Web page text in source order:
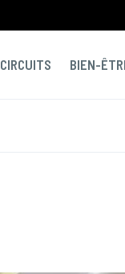
CIRCUITS BIEN-